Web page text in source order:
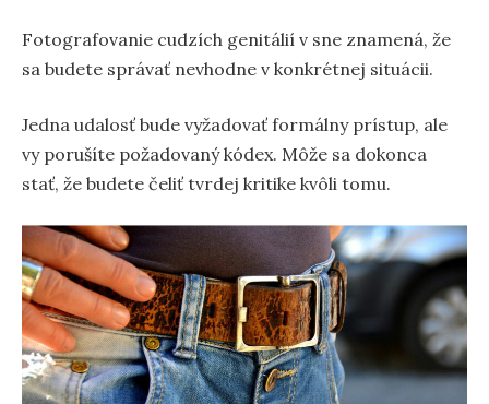
Fotografovanie cudzích genitálií v sne znamená, že
sa budete správať nevhodne v konkrétnej situácii.
Jedna udalosť bude vyžadovať formálny prístup, ale
vy porušíte požadovaný kódex. Môže sa dokonca
stať, že budete čeliť tvrdej kritike kvôli tomu.